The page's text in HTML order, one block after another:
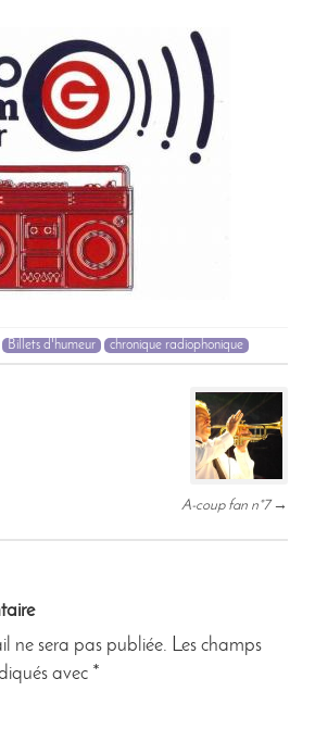
Billets d'humeur chronique radiophonique
A-coup fan n°7→
ne sera pas publiée. Les champs
avec *